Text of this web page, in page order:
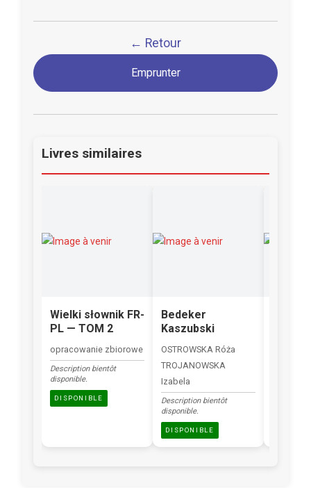
← Retour
Emprunter
Livres similaires
Wielki słownik FR-
PL — TOM 2
opracowanie zbiorowe
Description bientôt
disponible.
DISPONIBLE
Bedeker
Kaszubski
OSTROWSKA Róża
TROJANOWSKA
Izabela
Description bientôt
disponible.
DISPONIBLE